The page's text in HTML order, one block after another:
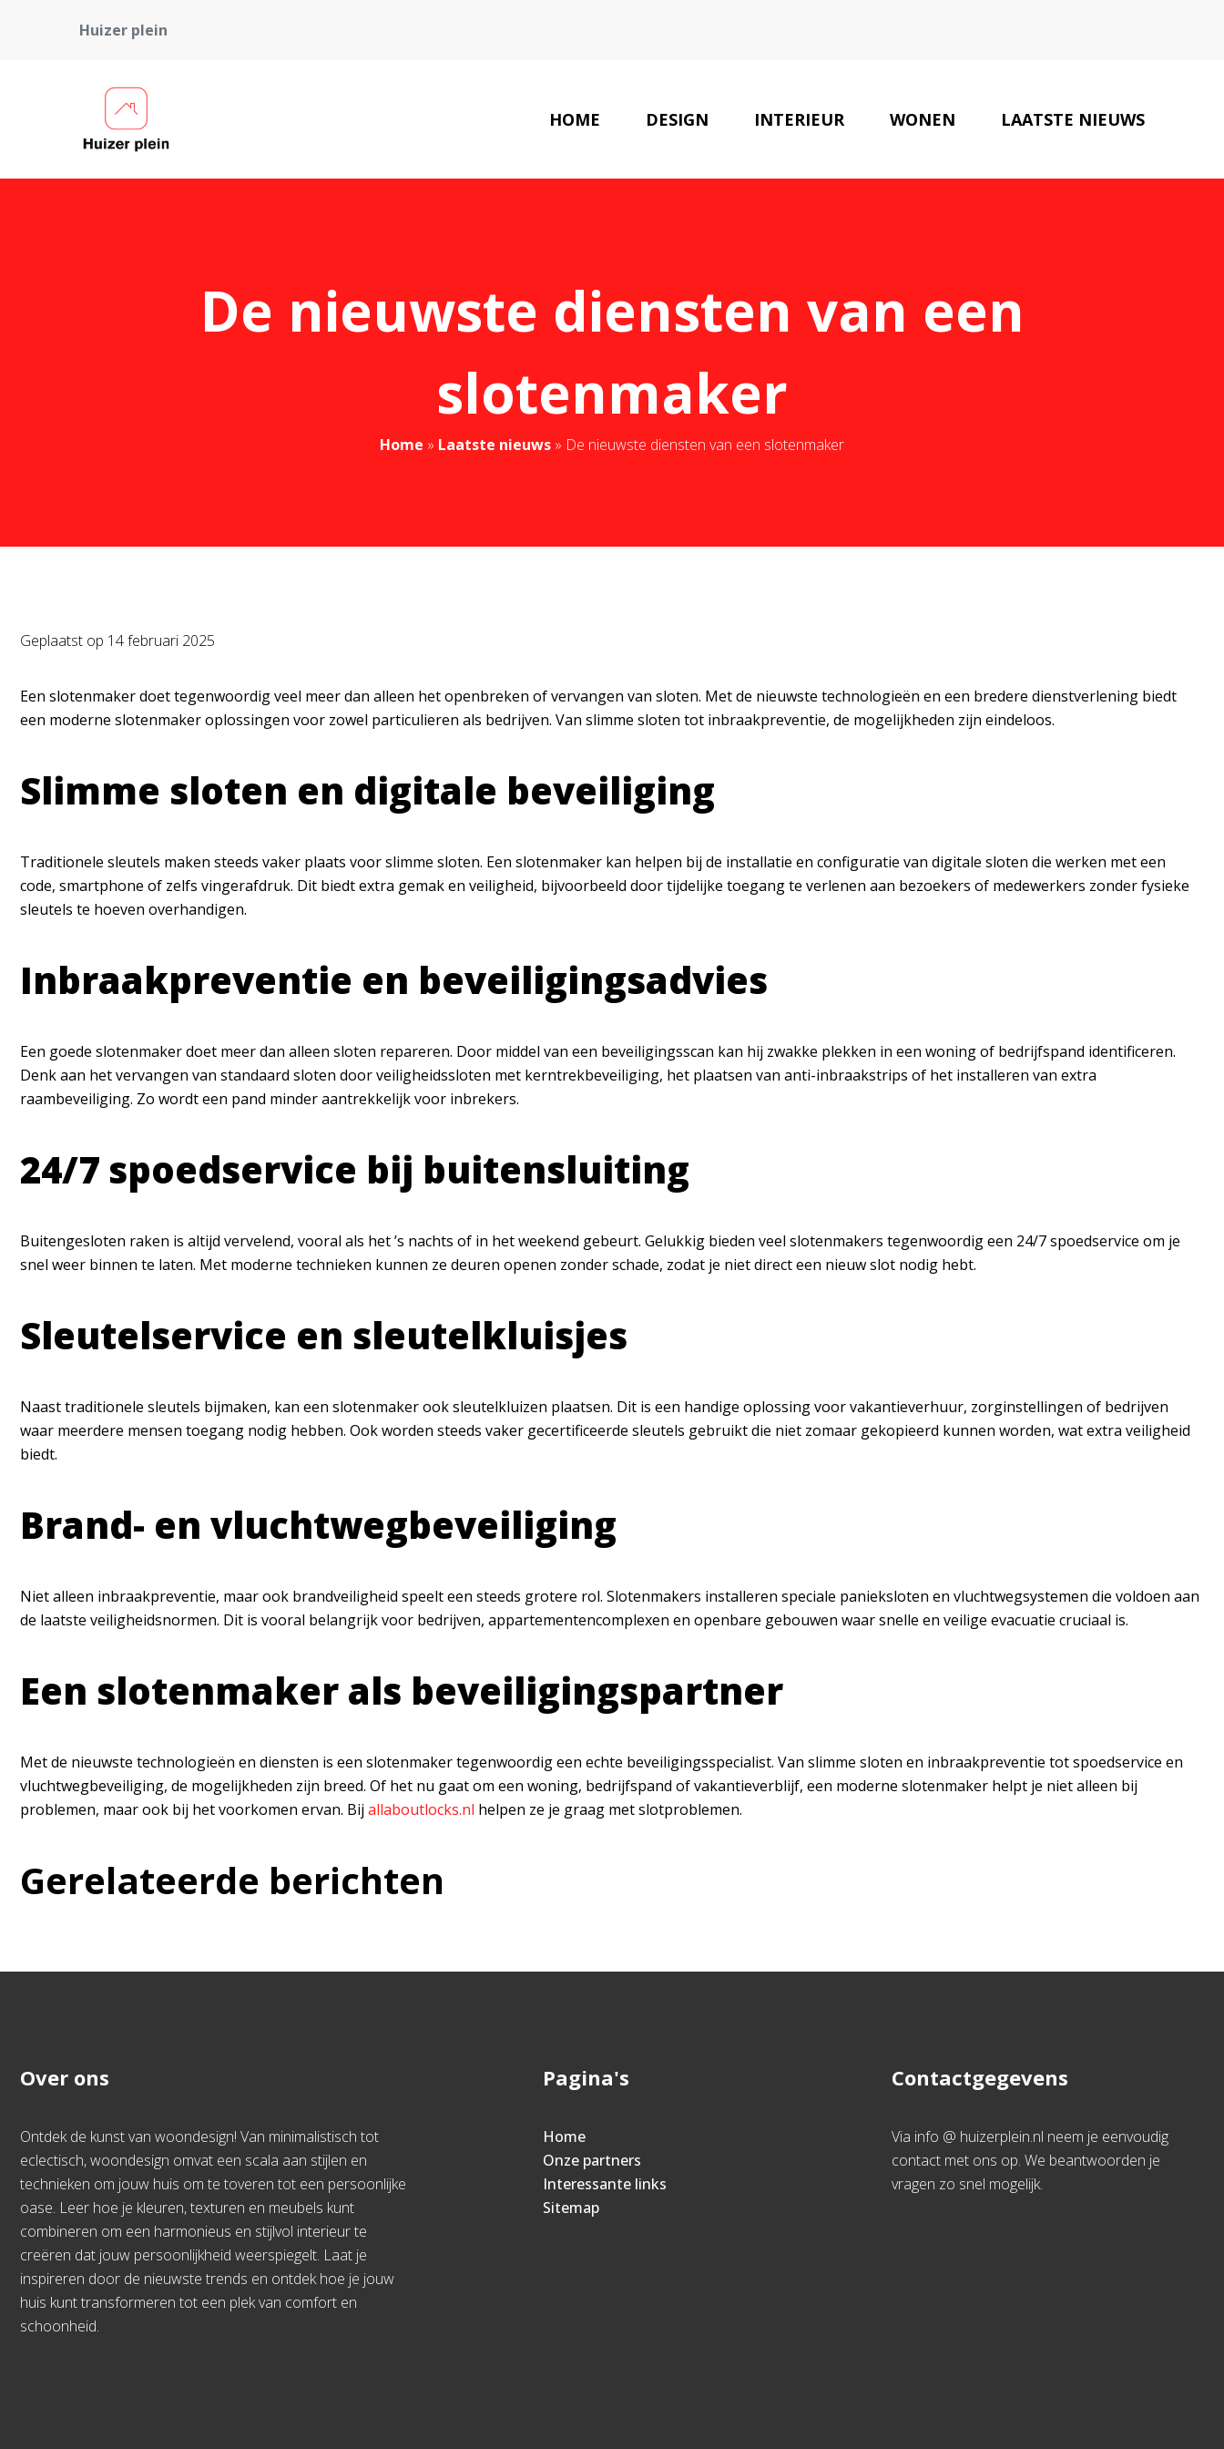
Huizer plein
HOME DESIGN INTERIEUR WONEN LAATSTE NIEUWS
De nieuwste diensten van een
slotenmaker
Home » Laatste nieuws » De nieuwste diensten van een slotenmaker
Geplaatst op 14 februari 2025
Een slotenmaker doet tegenwoordig veel meer dan alleen het openbreken of vervangen van sloten. Met de nieuwste technologieën en een bredere dienstverlening biedt
een moderne slotenmaker oplossingen voor zowel particulieren als bedrijven. Van slimme sloten tot inbraakpreventie, de mogelijkheden zijn eindeloos.
Slimme sloten en digitale beveiliging
Traditionele sleutels maken steeds vaker plaats voor slimme sloten. Een slotenmaker kan helpen bij de installatie en configuratie van digitale sloten die werken met een
code, smartphone of zelfs vingerafdruk. Dit biedt extra gemak en veiligheid, bijvoorbeeld door tijdelijke toegang te verlenen aan bezoekers of medewerkers zonder fysieke
sleutels te hoeven overhandigen.
Inbraakpreventie en beveiligingsadvies
Een goede slotenmaker doet meer dan alleen sloten repareren. Door middel van een beveiligingsscan kan hij zwakke plekken in een woning of bedrijfspand identificeren.
Denk aan het vervangen van standaard sloten door veiligheidssloten met kerntrekbeveiliging, het plaatsen van anti-inbraakstrips of het installeren van extra
raambeveiliging. Zo wordt een pand minder aantrekkelijk voor inbrekers.
24/7 spoedservice bij buitensluiting
Buitengesloten raken is altijd vervelend, vooral als het ’s nachts of in het weekend gebeurt. Gelukkig bieden veel slotenmakers tegenwoordig een 24/7 spoedservice om je
snel weer binnen te laten. Met moderne technieken kunnen ze deuren openen zonder schade, zodat je niet direct een nieuw slot nodig hebt.
Sleutelservice en sleutelkluisjes
Naast traditionele sleutels bijmaken, kan een slotenmaker ook sleutelkluizen plaatsen. Dit is een handige oplossing voor vakantieverhuur, zorginstellingen of bedrijven
waar meerdere mensen toegang nodig hebben. Ook worden steeds vaker gecertificeerde sleutels gebruikt die niet zomaar gekopieerd kunnen worden, wat extra veiligheid
biedt.
Brand- en vluchtwegbeveiliging
Niet alleen inbraakpreventie, maar ook brandveiligheid speelt een steeds grotere rol. Slotenmakers installeren speciale panieksloten en vluchtwegsystemen die voldoen aan
de laatste veiligheidsnormen. Dit is vooral belangrijk voor bedrijven, appartementencomplexen en openbare gebouwen waar snelle en veilige evacuatie cruciaal is.
Een slotenmaker als beveiligingspartner
Met de nieuwste technologieën en diensten is een slotenmaker tegenwoordig een echte beveiligingsspecialist. Van slimme sloten en inbraakpreventie tot spoedservice en
vluchtwegbeveiliging, de mogelijkheden zijn breed. Of het nu gaat om een woning, bedrijfspand of vakantieverblijf, een moderne slotenmaker helpt je niet alleen bij
problemen, maar ook bij het voorkomen ervan. Bij allaboutlocks.nl helpen ze je graag met slotproblemen.
Gerelateerde berichten
Over ons
Ontdek de kunst van woondesign! Van minimalistisch tot
eclectisch, woondesign omvat een scala aan stijlen en
technieken om jouw huis om te toveren tot een persoonlijke
oase. Leer hoe je kleuren, texturen en meubels kunt
combineren om een harmonieus en stijlvol interieur te
creëren dat jouw persoonlijkheid weerspiegelt. Laat je
inspireren door de nieuwste trends en ontdek hoe je jouw
huis kunt transformeren tot een plek van comfort en
schoonheid.
Pagina's
Home
Onze partners
Interessante links
Sitemap
Contactgegevens
Via info @ huizerplein.nl neem je eenvoudig
contact met ons op. We beantwoorden je
vragen zo snel mogelijk.